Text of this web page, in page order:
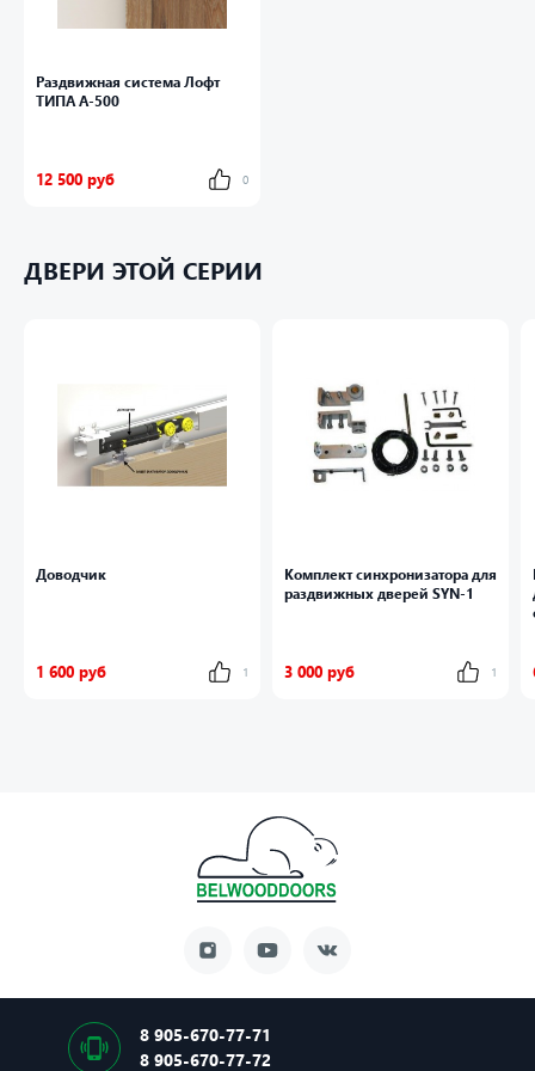
Подшипник в колесе:nsk
Материал картеки:сталь
максимум 45 мм
каретки 2 штуки (на одну дверь)
стопора
Раздвижная система Лофт
ТИПА A-500
12 500 руб 0
ДВЕРИ ЭТОЙ СЕРИИ
Доводчик
1 600 руб 1
Комплект синхронизатора для
раздвижных дверей SYN-1
3 000 руб 1
8 905-670-77-71
8 905-670-77-72